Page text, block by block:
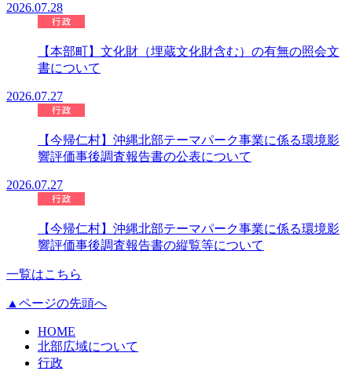
2026.07.28
【本部町】文化財（埋蔵文化財含む）の有無の照会文
書について
2026.07.27
【今帰仁村】沖縄北部テーマパーク事業に係る環境影
響評価事後調査報告書の公表について
2026.07.27
【今帰仁村】沖縄北部テーマパーク事業に係る環境影
響評価事後調査報告書の縦覧等について
一覧はこちら
▲ページの先頭へ
HOME
北部広域について
行政